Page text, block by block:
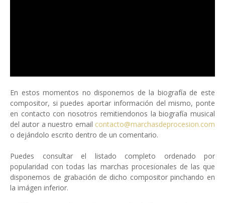
En estos momentos no disponemos de la biografía de este
compositor, si puedes aportar información del mismo, ponte
en contacto con nosotros remitiendonos la biografía musical
del autor a nuestro email contacto@marchasdeprocesion.com
o dejándolo escrito dentro de un comentario.
Puedes consultar el listado completo ordenado por
popularidad con todas las marchas procesionales de las que
disponemos de grabación de dicho compositor pinchando en
la imágen inferior.